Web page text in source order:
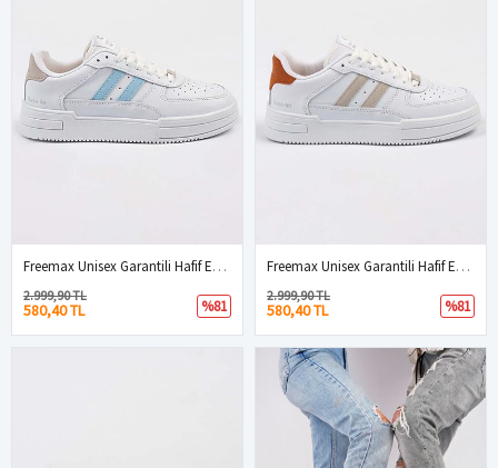
Freemax Unisex Garantili Hafif Esnek Sağlam Sneaker Spor Ayakkabı Beyaz Mavi
580,40 TL
2.999,90 TL
%81
Freemax Unisex Garantili Hafif Esnek Sağlam Sneaker Spor Ayakkabı Beyaz Oranj
580,40 TL
2.999,90 TL
%81